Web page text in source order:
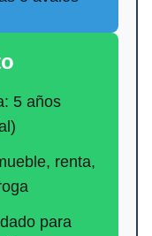
5 años
renta,
para